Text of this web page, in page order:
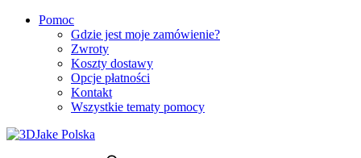
Pomoc
Gdzie jest moje zamówienie?
Zwroty
Koszty dostawy
Opcje płatności
Kontakt
Wszystkie tematy pomocy